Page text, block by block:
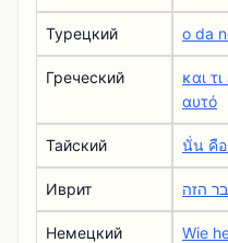
Турецкий o da
Греческий
και τι
αυτό
Тайский นั่น คือ
Иврит הזה
Немецкий
Wie